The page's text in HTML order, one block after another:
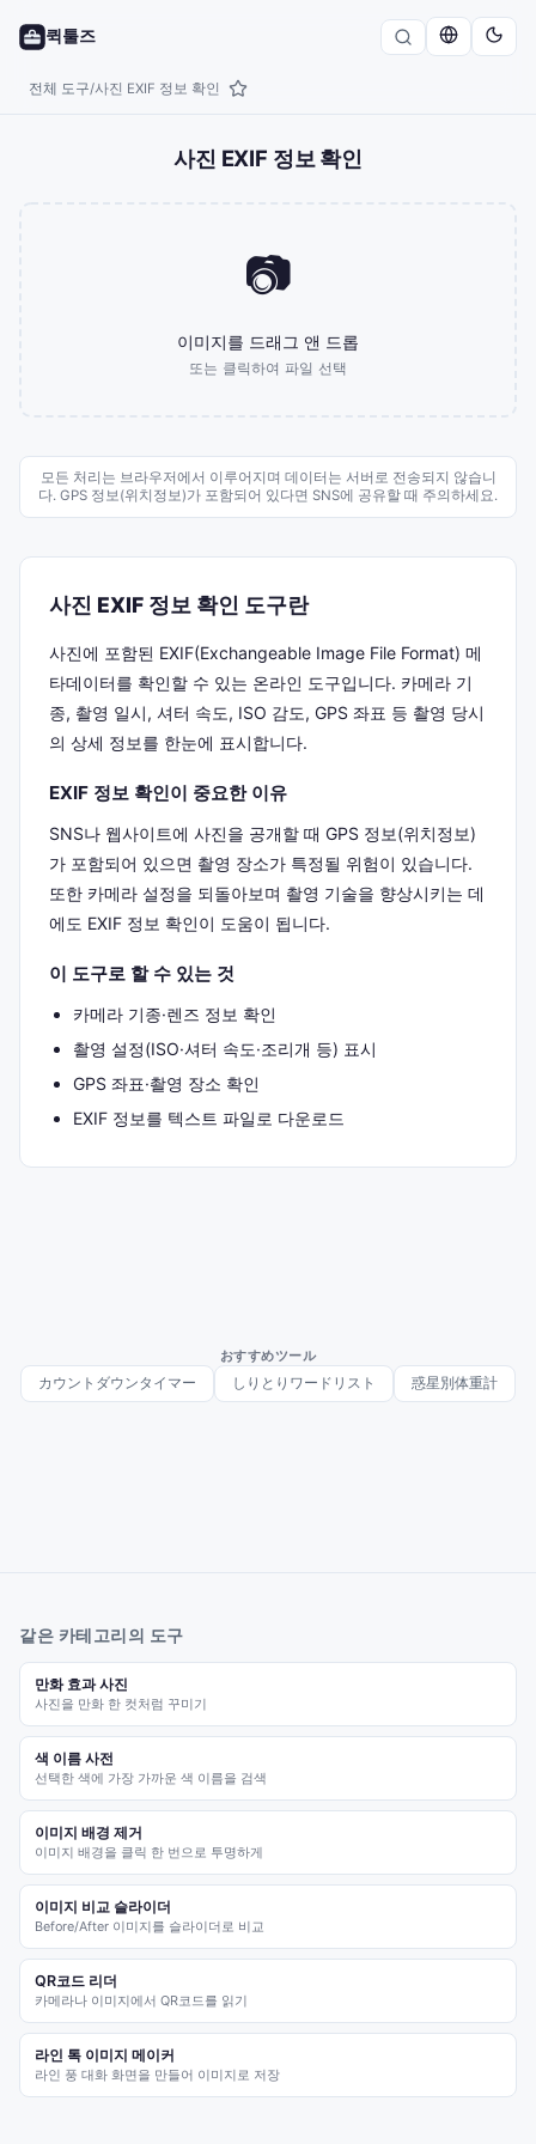
퀵툴즈
전체 도구/사진 EXIF 정보 확인
사진 EXIF 정보 확인
📷
이미지를 드래그 앤 드롭
또는 클릭하여 파일 선택
모든 처리는 브라우저에서 이루어지며 데이터는 서버로 전송되지 않습니
다. GPS 정보(위치정보)가 포함되어 있다면 SNS에 공유할 때 주의하세요.
사진 EXIF 정보 확인 도구란
사진에 포함된 EXIF(Exchangeable Image File Format) 메
타데이터를 확인할 수 있는 온라인 도구입니다. 카메라 기
종, 촬영 일시, 셔터 속도, ISO 감도, GPS 좌표 등 촬영 당시
의 상세 정보를 한눈에 표시합니다.
EXIF 정보 확인이 중요한 이유
SNS나 웹사이트에 사진을 공개할 때 GPS 정보(위치정보)
가 포함되어 있으면 촬영 장소가 특정될 위험이 있습니다.
또한 카메라 설정을 되돌아보며 촬영 기술을 향상시키는 데
에도 EXIF 정보 확인이 도움이 됩니다.
이 도구로 할 수 있는 것
카메라 기종·렌즈 정보 확인
촬영 설정(ISO·셔터 속도·조리개 등) 표시
GPS 좌표·촬영 장소 확인
EXIF 정보를 텍스트 파일로 다운로드
おすすめツール
カウントダウンタイマー しりとりワードリスト 惑星別体重計
같은 카테고리의 도구
만화 효과 사진
사진을 만화 한 컷처럼 꾸미기
색 이름 사전
선택한 색에 가장 가까운 색 이름을 검색
이미지 배경 제거
이미지 배경을 클릭 한 번으로 투명하게
이미지 비교 슬라이더
Before/After 이미지를 슬라이더로 비교
QR코드 리더
카메라나 이미지에서 QR코드를 읽기
라인 톡 이미지 메이커
라인 풍 대화 화면을 만들어 이미지로 저장